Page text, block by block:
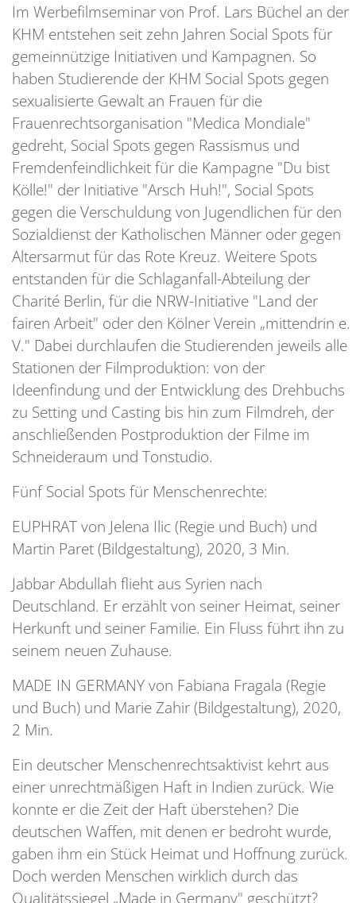
Im Werbefilmseminar von Prof. Lars Büchel an der
KHM entstehen seit zehn Jahren Social Spots für
gemeinnützige Initiativen und Kampagnen. So
haben Studierende der KHM Social Spots gegen
sexualisierte Gewalt an Frauen für die
Frauenrechtsorganisation "Medica Mondiale"
gedreht, Social Spots gegen Rassismus und
Fremdenfeindlichkeit für die Kampagne "Du bist
Kölle!" der Initiative "Arsch Huh!", Social Spots
gegen die Verschuldung von Jugendlichen für den
Sozialdienst der Katholischen Männer oder gegen
Altersarmut für das Rote Kreuz. Weitere Spots
entstanden für die Schlaganfall-Abteilung der
Charité Berlin, für die NRW-Initiative "Land der
fairen Arbeit" oder den Kölner Verein „mittendrin e.
V." Dabei durchlaufen die Studierenden jeweils alle
Stationen der Filmproduktion: von der
Ideenfindung und der Entwicklung des Drehbuchs
zu Setting und Casting bis hin zum Filmdreh, der
anschließenden Postproduktion der Filme im
Schneideraum und Tonstudio.
Fünf Social Spots für Menschenrechte:
EUPHRAT von Jelena Ilic (Regie und Buch) und
Martin Paret (Bildgestaltung), 2020, 3 Min.
Jabbar Abdullah flieht aus Syrien nach
Deutschland. Er erzählt von seiner Heimat, seiner
Herkunft und seiner Familie. Ein Fluss führt ihn zu
seinem neuen Zuhause.
MADE IN GERMANY von Fabiana Fragala (Regie
und Buch) und Marie Zahir (Bildgestaltung), 2020,
2 Min.
Ein deutscher Menschenrechtsaktivist kehrt aus
einer unrechtmäßigen Haft in Indien zurück. Wie
konnte er die Zeit der Haft überstehen? Die
deutschen Waffen, mit denen er bedroht wurde,
gaben ihm ein Stück Heimat und Hoffnung zurück.
Doch werden Menschen wirklich durch das
Qualitätssiegel „Made in Germany" geschützt?